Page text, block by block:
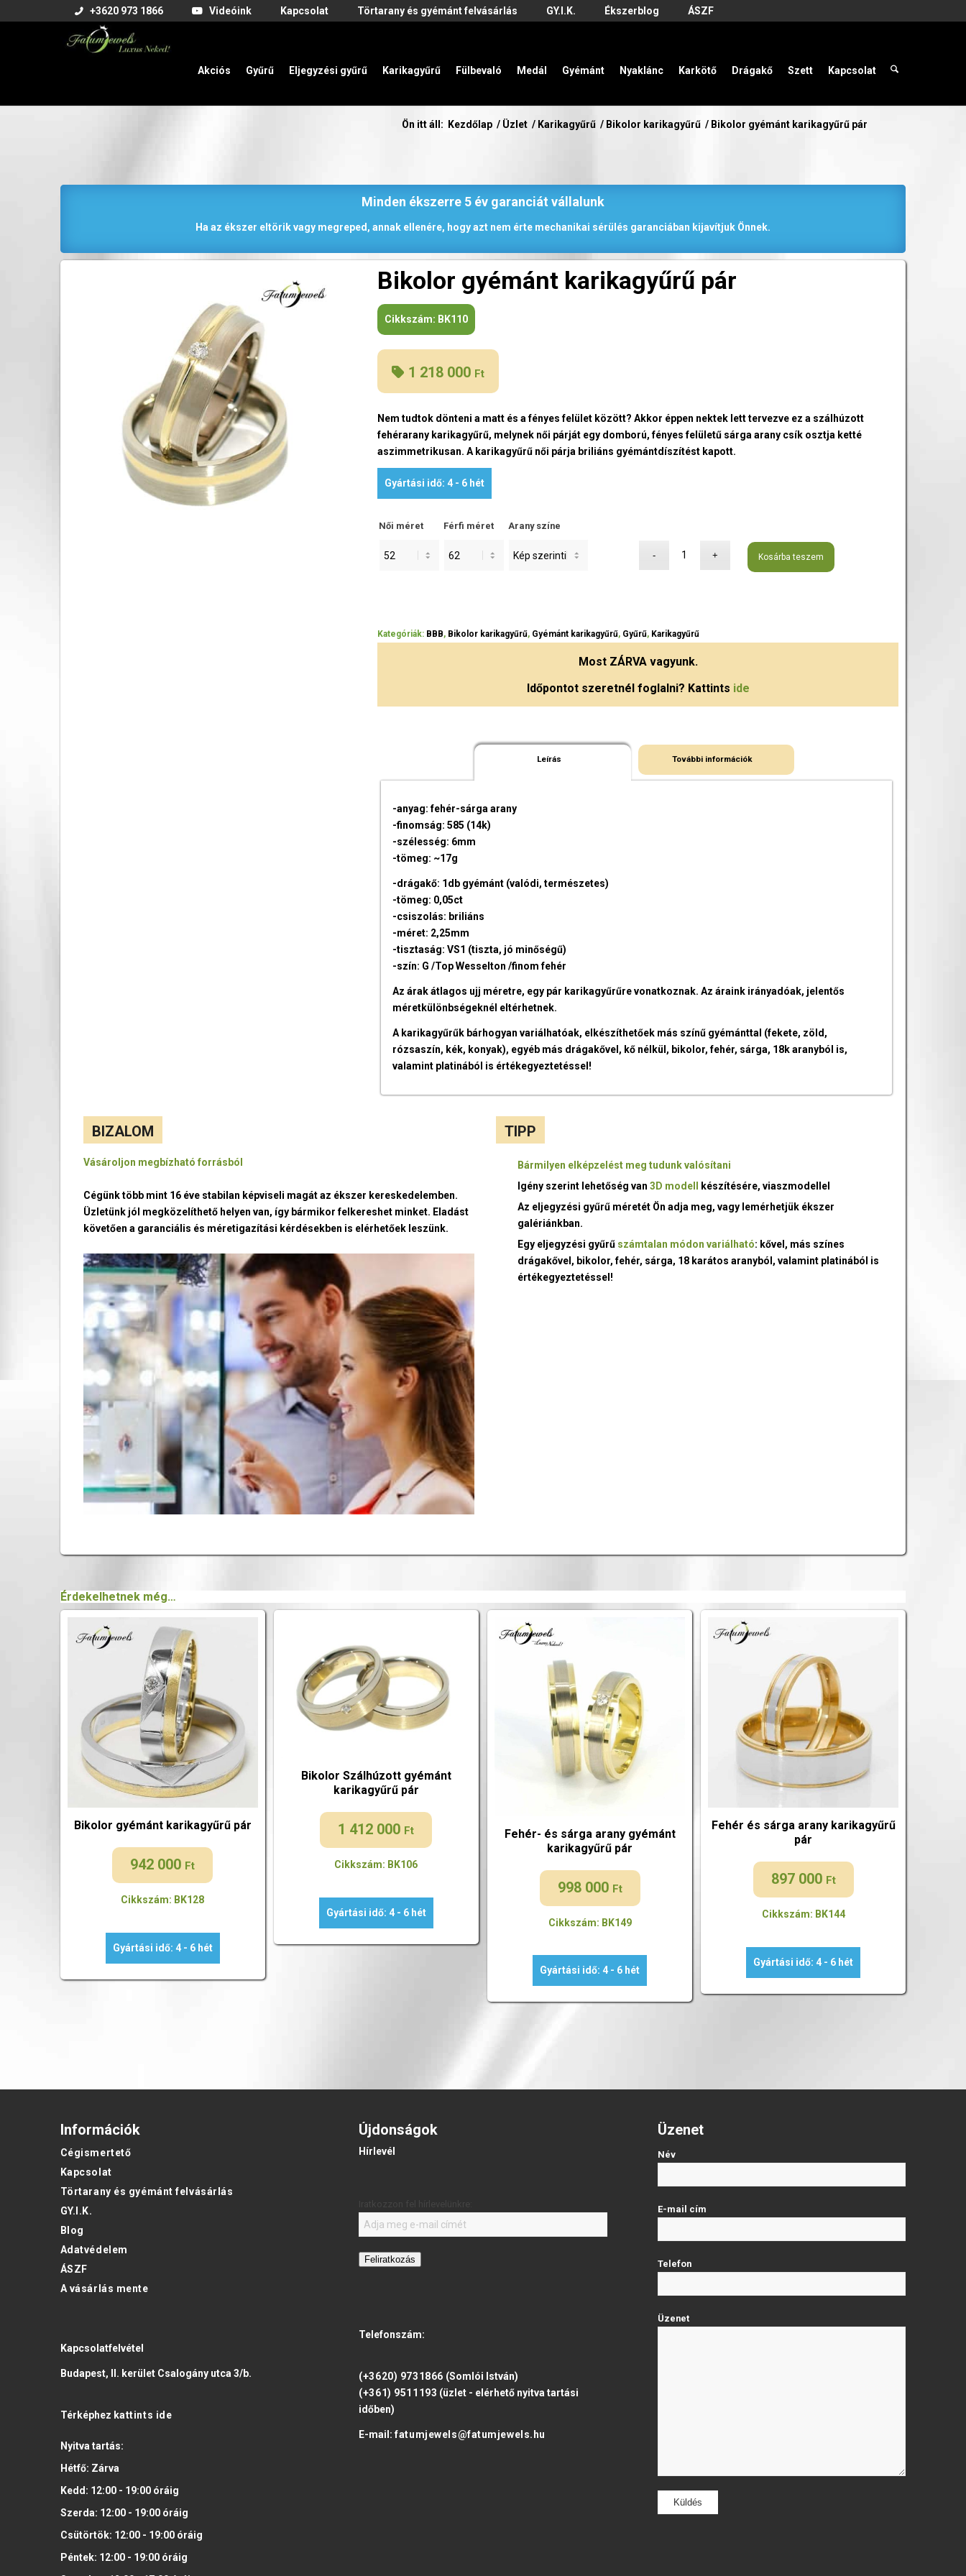
+3620 973 1866 Videóink Kapcsolat Törtarany és gyémánt felvásárlás GY.I.K. Ékszerblog ÁSZF
Akciós Gyűrű Eljegyzési gyűrű Karikagyűrű Fülbevaló Medál Gyémánt Nyaklánc Karkötő Drágakő Szett Kapcsolat
Ön itt áll: Kezdőlap / Üzlet / Karikagyűrű / Bikolor karikagyűrű / Bikolor gyémánt karikagyűrű pár
Minden ékszerre 5 év garanciát vállalunk
Ha az ékszer eltörik vagy megreped, annak ellenére, hogy azt nem érte mechanikai sérülés garanciában kijavítjuk Önnek.
Bikolor gyémánt karikagyűrű pár
Cikkszám: BK110
1 218 000 Ft
Nem tudtok dönteni a matt és a fényes felület között? Akkor éppen nektek lett tervezve ez a szálhúzott
fehérarany karikagyűrű, melynek női párját egy domború, fényes felületű sárga arany csík osztja ketté
aszimmetrikusan. A karikagyűrű női párja briliáns gyémántdíszítést kapott.
Gyártási idő: 4 - 6 hét
Női méret Férfi méret Arany színe
Kosárba teszem
Kategóriák: BBB, Bikolor karikagyűrű, Gyémánt karikagyűrű, Gyűrű, Karikagyűrű
Most ZÁRVAvagyunk.
Időpontot szeretnél foglalni? Kattints ide
Leírás További információk
-anyag: fehér-sárga arany
-finomság: 585 (14k)
-szélesség: 6mm
-tömeg: ~17g
-drágakő: 1db gyémánt (valódi, természetes)
-tömeg: 0,05ct
-csiszolás: briliáns
-méret: 2,25mm
-tisztaság: VS1 (tiszta, jó minőségű)
-szín: G /Top Wesselton /finom fehér
Az árak átlagos ujj méretre, egy pár karikagyűrűre vonatkoznak. Az áraink irányadóak, jelentős
méretkülönbségeknél eltérhetnek.
A karikagyűrűk bárhogyan variálhatóak, elkészíthetőek más színű gyémánttal (fekete, zöld,
rózsaszín, kék, konyak), egyéb más drágakővel, kő nélkül, bikolor, fehér, sárga, 18k aranyból is,
valamint platinából is értékegyeztetéssel!
BIZALOM
Vásároljon megbízható forrásból
Cégünk több mint 16 éve stabilan képviseli magát az ékszer kereskedelemben.
Üzletünk jól megközelíthető helyen van, így bármikor felkereshet minket. Eladást
követően a garanciális és méretigazítási kérdésekben is elérhetőek leszünk.
TIPP
Bármilyen elképzelést meg tudunk valósítani
Igény szerint lehetőség van3D modell készítésére, viaszmodellel
Az eljegyzési gyűrű méretét Ön adja meg, vagy lemérhetjük ékszer
galériánkban.
Egy eljegyzési gyűrű számtalan módon variálható: kővel, más színes
drágakővel, bikolor, fehér, sárga, 18 karátos aranyból, valamint platinából is
értékegyeztetéssel!
Érdekelhetnek még…
Bikolor gyémánt karikagyűrű pár
942 000 Ft
Cikkszám: BK128
Gyártási idő: 4 - 6 hét
Bikolor Szálhúzott gyémánt
karikagyűrű pár
1 412 000 Ft
Cikkszám: BK106
Gyártási idő: 4 - 6 hét
Fehér- és sárga arany gyémánt
karikagyűrű pár
998 000 Ft
Cikkszám: BK149
Gyártási idő: 4 - 6 hét
Fehér és sárga arany karikagyűrű
pár
897 000 Ft
Cikkszám: BK144
Gyártási idő: 4 - 6 hét
Információk
Cégismertető
Kapcsolat
Törtarany és gyémánt felvásárlás
GY.I.K.
Blog
Adatvédelem
ÁSZF
A vásárlás mente
Kapcsolatfelvétel
Budapest, II. kerület Csalogány utca 3/b.
Térképhez kattints ide
Nyitva tartás:
Hétfő: Zárva
Kedd: 12:00 - 19:00óráig
Szerda: 12:00 - 19:00óráig
Csütörtök: 12:00 - 19:00óráig
Péntek: 12:00 - 19:00óráig
Újdonságok
Hírlevél
Feliratkozás
Telefonszám:
(+3620) 9731866 (Somlói István)
(+361) 9511193 (üzlet - elérhető nyitva tartási
időben)
E-mail:fatumjewels@fatumjewels.hu
Üzenet
Név
E-mail cím
Telefon
Üzenet